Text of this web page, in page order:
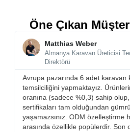
Öne Çıkan
Matthias Weber
Almanya Karavan Üreticisi
Direktörü
Avrupa pazarında 6 adet karavan
temsilciliğini yapmaktayız.
oranına (sadece %0,3) sahip
sertifikaları tam olduğundan
yaşamazsınız. ​ODM özelleştirme
arasında özellikle popülerdir. Son